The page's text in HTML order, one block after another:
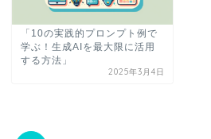
「10の実践的プロンプト例で
学ぶ！生成AIを最大限に活用
する方法」
2025年3月4日